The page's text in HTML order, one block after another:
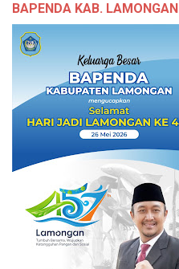
BAPENDA KAB. LAMONGAN